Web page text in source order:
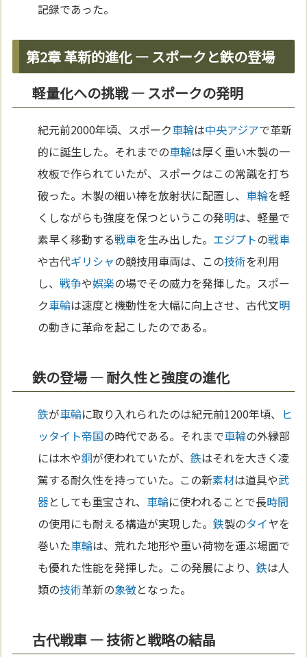
記録であった。
第2章 革新的進化 ― スポークと鉄の登場
軽量化への挑戦 ― スポークの発明
紀元前2000年頃、スポーク車輪は中央アジアで革新
的に誕生した。それまでの車輪は厚く重い木製の一
枚板で作られていたが、スポークはこの常識を打ち
破った。木製の細い棒を放射状に配置し、 車輪を軽
くしながらも強度を保つというこの発明は、軽量で
素早く移動する戦車を生み出した。 エジプトの戦車
や古代ギリシャの競技用車両は、この技術を利用
し、戦争や娯楽の場でその威力を発揮した。スポー
ク車輪は速度と機動性を大幅に向上させ、古代文明
の動きに革命を起こしたのである。
鉄の登場 ― 耐久性と強度の進化
鉄が車輪に取り入れられたのは紀元前1200年頃、 ヒ
ッタイト帝国の時代である。それまで車輪の外縁部
には木や銅が使われていたが、鉄はそれを大きく凌
駕する耐久性を持っていた。この新素材は道具や武
器としても重宝され、 車輪に使われることで長時間
の使用にも耐える構造が実現した。鉄製のタイヤを
巻いた車輪は、荒れた地形や重い荷物を運ぶ場面で
も優れた性能を発揮した。この発展により、鉄は人
類の技術革新の象徴となった。
古代戦車 ― 技術と戦略の結晶